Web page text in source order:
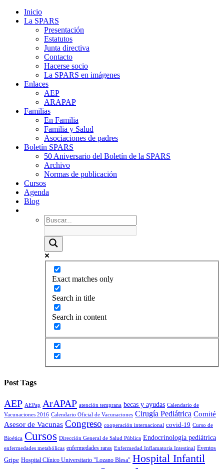
Inicio
La SPARS
Presentación
Estatutos
Junta directiva
Contacto
Hacerse socio
La SPARS en imágenes
Enlaces
AEP
ARAPAP
Familias
En Familia
Familia y Salud
Asociaciones de padres
Boletín SPARS
50 Aniversario del Boletín de la SPARS
Archivo
Normas de publicación
Cursos
Agenda
Blog
Exact matches only
Search in title
Search in content
Post Tags
AEP AEPap ArAPAP atención temprana becas y ayudas Calendario de
Vacunaciones 2016 Calendario Oficial de Vacunaciones Cirugía Pediátrica Comité
Asesor de Vacunas Congreso cooperación internacional covid-19 Curso de
Bioética Cursos Dirección General de Salud Pública Endocrinología pediátrica
enfermedades metabólicas enfermedades raras Enfermedad Inflamatoria Intestinal Eventos
Gripe Hospital Clínico Universitario "Lozano Blesa" Hospital Infantil